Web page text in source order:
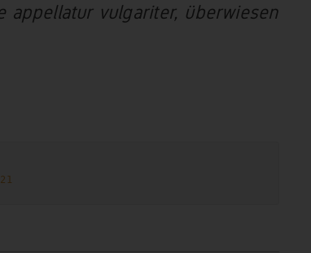
appellatur vulgariter, überwiesen